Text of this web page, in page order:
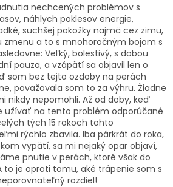
nechcených problémov s
náhlych poklesov energie,
suchšej pokožky najmä cez zimu,
a to s mnohoročným bojom s
Veľký, bolestivý, s dobou
pauza, a vzápätí sa objavil len o
som bez tejto ozdoby na perách
považovala som to za výhru. Žiadne
nikdy nepomohli. Až od doby, keď
užívať na tento problém odporúčané
tých 15 rokoch tohto
rýchlo zbavila. Iba párkrát do roka,
vypätí, sa mi nejaký opar objaví,
pnutie v perách, ktoré však do
to je oproti tomu, aké trápenie som s
rozdiel!